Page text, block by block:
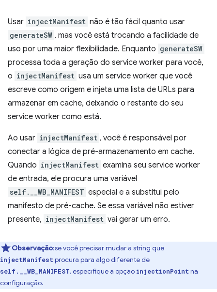
Usar injectManifest não é tão fácil quanto usar
generateSW , mas você está trocando a facilidade de
uso por uma maior flexibilidade. Enquanto generateSW
processa toda a geração do service worker para você,
o injectManifest usa um service worker que você
escreve como origem e injeta uma lista de URLs para
armazenar em cache, deixando o restante do seu
service worker como está.
Ao usar injectManifest , você é responsável por
conectar a lógica de pré-armazenamento em cache.
Quando injectManifest examina seu service worker
de entrada, ele procura uma variável
self.__WB_MANIFEST especial e a substitui pelo
manifesto de pré-cache. Se essa variável não estiver
presente, injectManifest vai gerar um erro.
Observação:se você precisar mudar a string que
injectManifest procura para algo diferente de
self.__WB_MANIFEST, especifique a opção injectionPoint na
configuração.